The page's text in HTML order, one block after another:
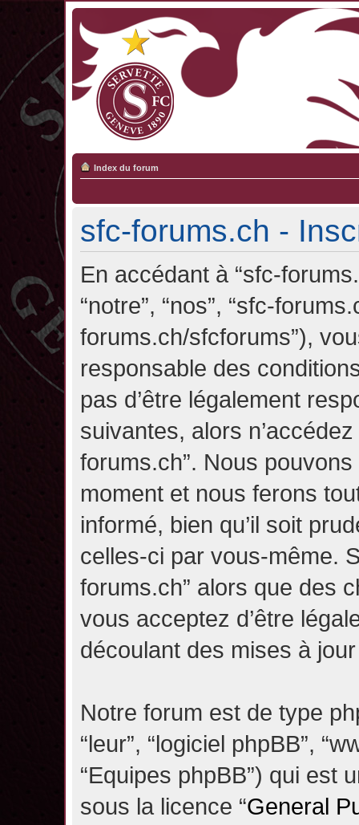
Index du forum
sfc-forums.ch -
En accédant à “sfc-
“notre”, “nos”, “sfc-
forums.ch/sfcforums”),
responsable des
pas d’être légalement
suivantes, alors
forums.ch”. Nous
moment et nous ferons
informé, bien qu’il soit
celles-ci par vous-même.
forums.ch” alors que des
vous acceptez d’être
découlant des mises à
Notre forum est de type
“leur”, “logiciel phpBB”,
“Equipes phpBB”) qui est
sous la licence “General